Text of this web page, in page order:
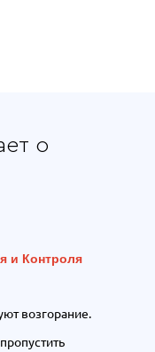
о
и Контроля
возгорание.